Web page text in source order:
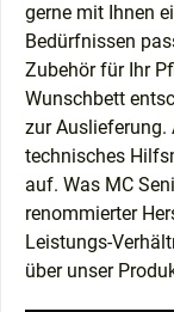
gerne mit Ihnen
Bedürfnissen
Zubehör für Ihr
Wunschbett
zur Auslieferung.
technisches
auf. Was MC
renommierter
Leistungs-
über unser